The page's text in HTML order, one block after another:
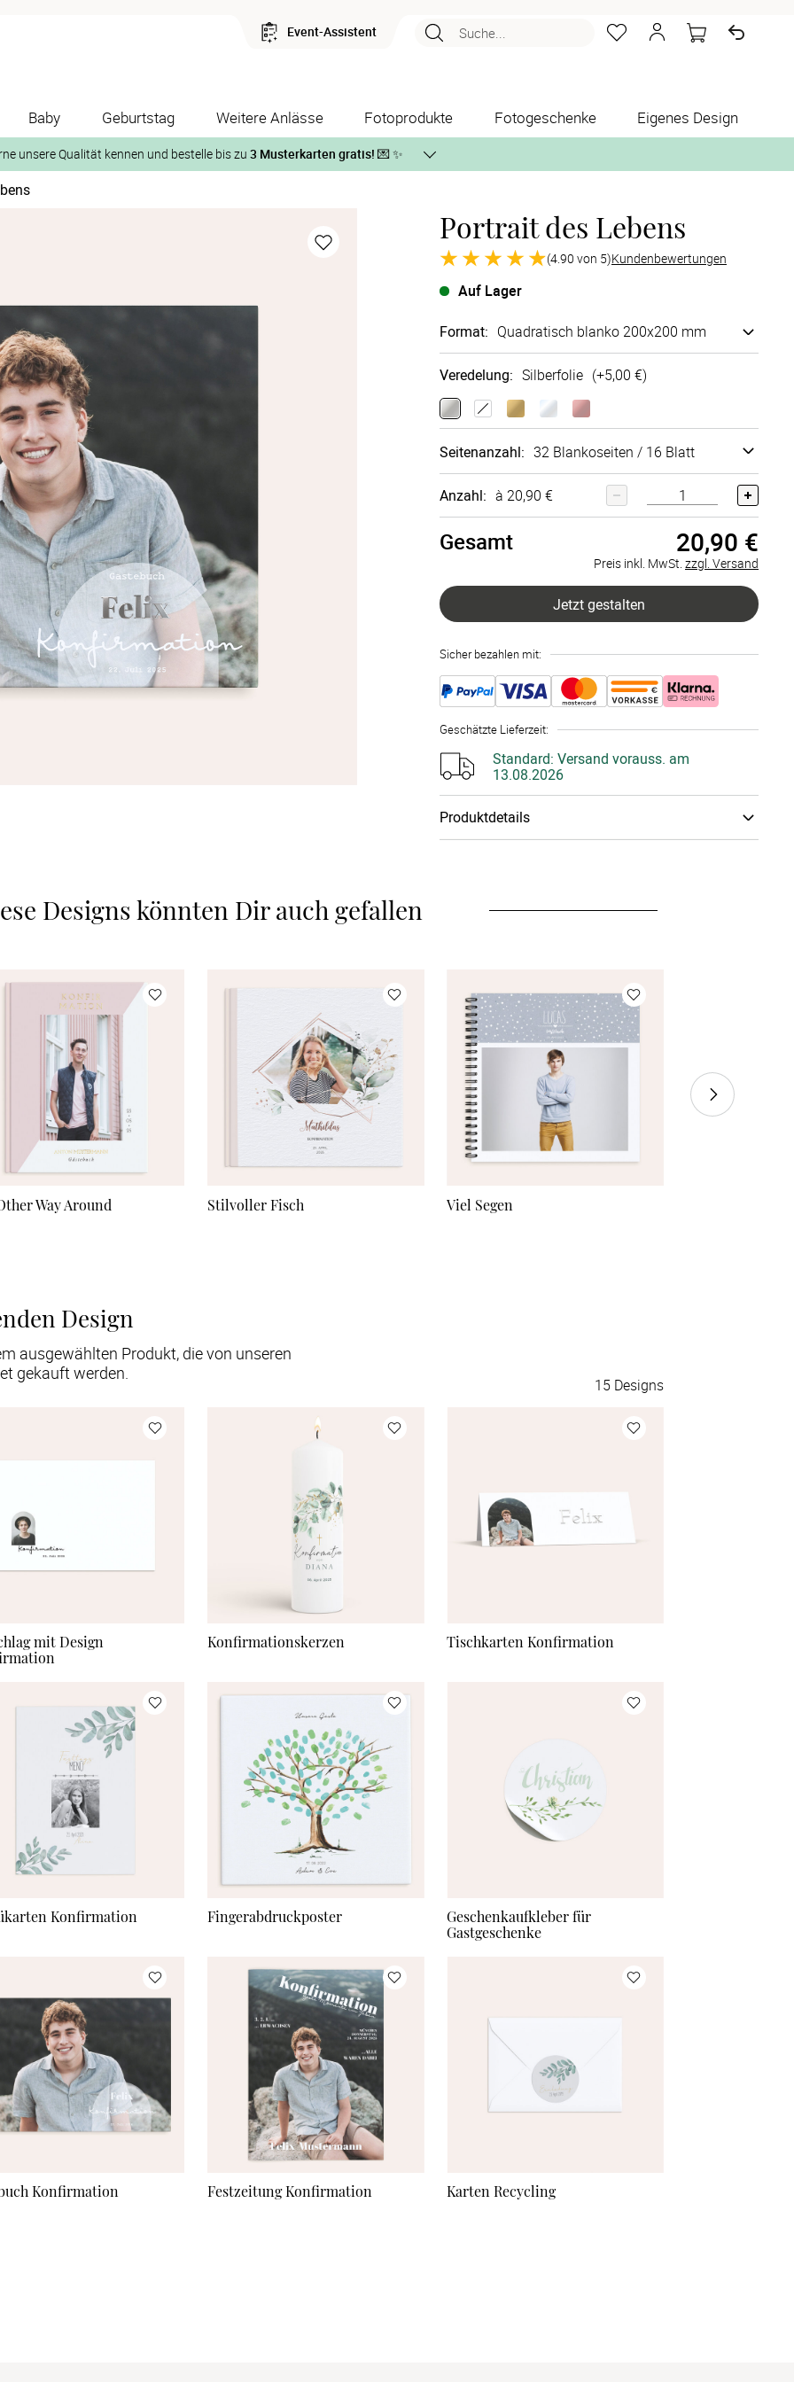
Event-Assistent Suche...
Baby Geburtstag Weitere Anlässe Fotoprodukte Fotogeschenke Eigenes Design
unsere Qualität kennen und bestelle bis zu 3 Musterkarten gratis! 💌 ✨
auf der jeweiligen Produktseite und lasse Dir die Karten kostenlos per Post zusenden.
Portrait des Lebens
(4.90 von 5)Kundenbewertungen
Auf Lager
Format: Quadratisch blanko 200x200 mm
Quadratisc
200x200
Horizontal
274x192
Vertikal
204x274
Quadratisc
Veredelung: Silberfolie (+5,00 €)
Seitenanzahl: 32 Blankoseiten / 16 Blatt
32 Blankoseiten / 16 Blatt
48 Blankoseiten / 24 Blatt
96 Blankoseiten / 48 Blatt
Anzahl: à 20,90 €
Gesamt 20,90 €
Preis inkl. MwSt. zzgl. Versand
Jetzt gestalten
Sicher bezahlen mit:
Geschätzte Lieferzeit:
Standard: Versand vorauss. am
13.08.2026
Produktdetails
Widmungen lesen und in Erinnerungen schwelgen zu
veredelt werden. 1. Hardcover-Gästebücher Der
elegante und feste Hochglanz-Einband verleiht der
Hardcover-Variante einen besonders edlen Look. Die
Innenseiten aus griffigem, ungestrichenem
Naturpapier eignen sich ideal zum Beschriften und
Bekleben. 2. Ringbuch-Gästebücher Ringbuch-
Gästebücher haben ein dünneres und damit
biegsameres Softcover (300g/m²). Sie bieten
aufgrund der Spiralbindung mehr Flexibilität. Es
können daher problemlos Fotos, Karten oder kleine
Andenken eingeklebt werden, denn die Höhe passt
Designs könnten Dir auch gefallen
Way Around Stilvoller Fisch Viel Segen
Design
ausgewählten Produkt, die von unseren
gekauft werden.
15Designs
mit Design
Konfirmationskerzen Tischkarten Konfirmation
Konfirmation Fingerabdruckposter
Geschenkaufkleber für
Gastgeschenke
Konfirmation Festzeitung Konfirmation Karten Recycling